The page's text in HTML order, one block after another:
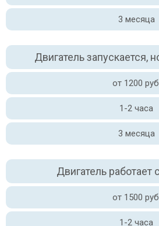
3 месяца
Двигатель запускается,
от 1200
1-2 часа
3 месяца
Двигатель работает
от 1500
1-2 часа